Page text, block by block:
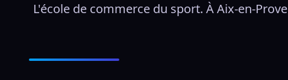
L'école de commerce du sport. À Aix-en-